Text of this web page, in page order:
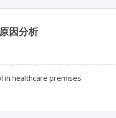
因分析
in healthcare premises